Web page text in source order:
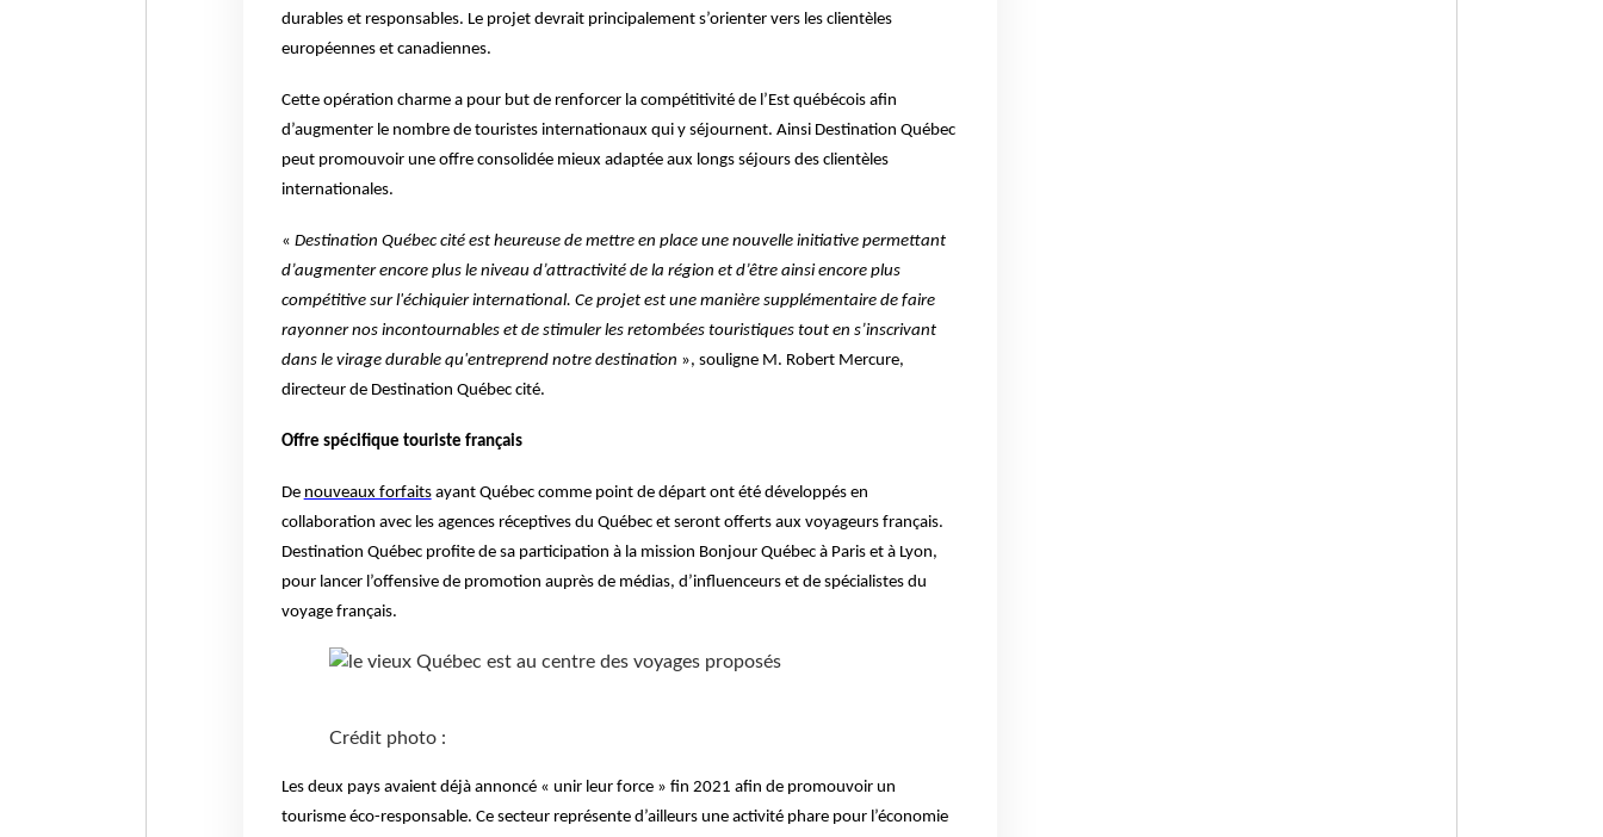
durables et responsables. Le projet devrait principalement s’orienter vers les clientèles
européennes et canadiennes.
Cette opération charme a pour but de renforcer la compétitivité de l’Est québécois afin
d’augmenter le nombre de touristes internationaux qui y séjournent. Ainsi Destination Québec
peut promouvoir une offre consolidée mieux adaptée aux longs séjours des clientèles
internationales.
« Destination Québec cité est heureuse de mettre en place une nouvelle initiative permettant
d’augmenter encore plus le niveau d’attractivité de la région et d’être ainsi encore plus
compétitive sur l'échiquier international. Ce projet est une manière supplémentaire de faire
rayonner nos incontournables et de stimuler les retombées touristiques tout en s’inscrivant
dans le virage durable qu'entreprend notre destination », souligne M. Robert Mercure,
directeur de Destination Québec cité.
Offre spécifique touriste français
De nouveaux forfaitsayant Québec comme point de départ ont été développés en
collaboration avec les agences réceptives du Québec et seront offerts aux voyageurs français.
Destination Québec profite de sa participation à la mission Bonjour Québec à Paris et à Lyon,
pour lancer l’offensive de promotion auprès de médias, d’influenceurs et de spécialistes du
voyage français.
Crédit photo :
Les deux pays avaient déjà annoncé « unir leur force » fin 2021 afin de promouvoir un
tourisme éco-responsable. Ce secteur représente d’ailleurs une activité phare pour l’économie